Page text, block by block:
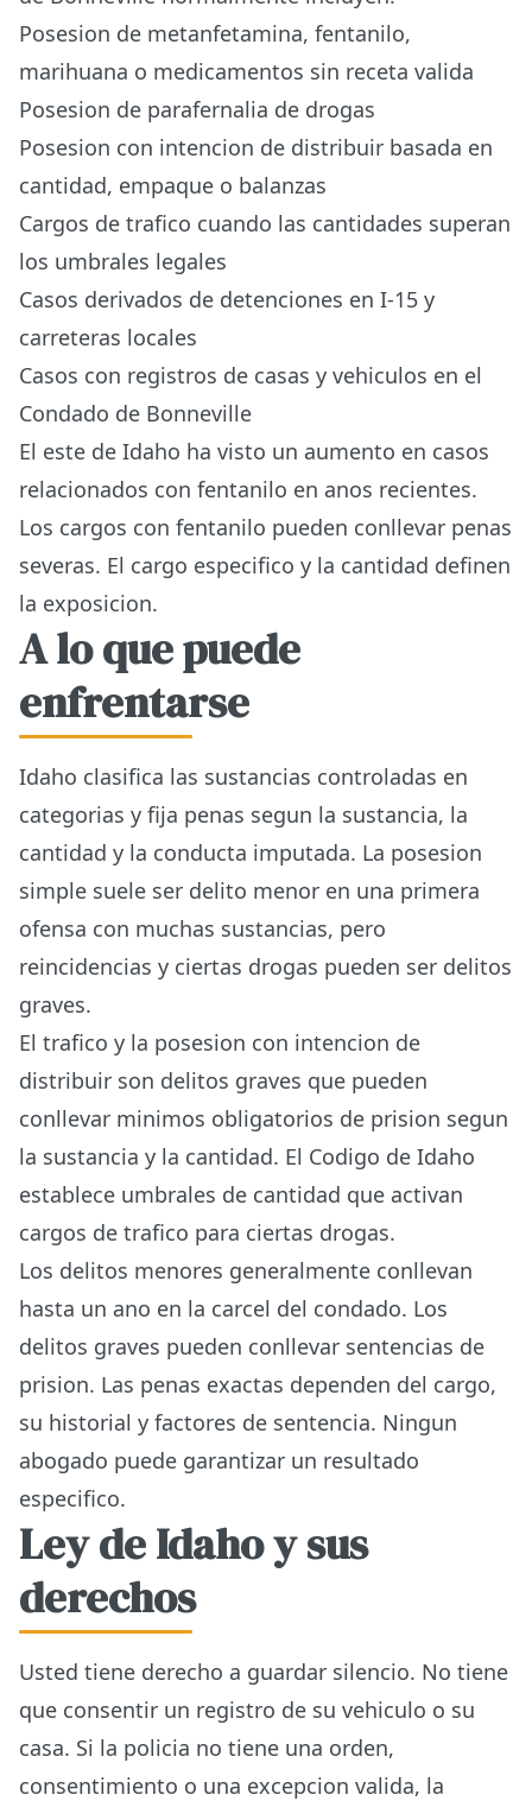
Posesion de metanfetamina, fentanilo,
marihuana o medicamentos sin receta valida
Posesion de parafernalia de drogas
Posesion con intencion de distribuir basada en
cantidad, empaque o balanzas
Cargos de trafico cuando las cantidades superan
los umbrales legales
Casos derivados de detenciones en I-15 y
carreteras locales
Casos con registros de casas y vehiculos en el
Condado de Bonneville
El este de Idaho ha visto un aumento en casos
relacionados con fentanilo en anos recientes.
Los cargos con fentanilo pueden conllevar penas
severas. El cargo especifico y la cantidad definen
la exposicion.
A lo que puede
enfrentarse
Idaho clasifica las sustancias controladas en
categorias y fija penas segun la sustancia, la
cantidad y la conducta imputada. La posesion
simple suele ser delito menor en una primera
ofensa con muchas sustancias, pero
reincidencias y ciertas drogas pueden ser delitos
graves.
El trafico y la posesion con intencion de
distribuir son delitos graves que pueden
conllevar minimos obligatorios de prision segun
la sustancia y la cantidad. El Codigo de Idaho
establece umbrales de cantidad que activan
cargos de trafico para ciertas drogas.
Los delitos menores generalmente conllevan
hasta un ano en la carcel del condado. Los
delitos graves pueden conllevar sentencias de
prision. Las penas exactas dependen del cargo,
su historial y factores de sentencia. Ningun
abogado puede garantizar un resultado
especifico.
Ley de Idaho y sus
derechos
Usted tiene derecho a guardar silencio. No tiene
que consentir un registro de su vehiculo o su
casa. Si la policia no tiene una orden,
consentimiento o una excepcion valida, la